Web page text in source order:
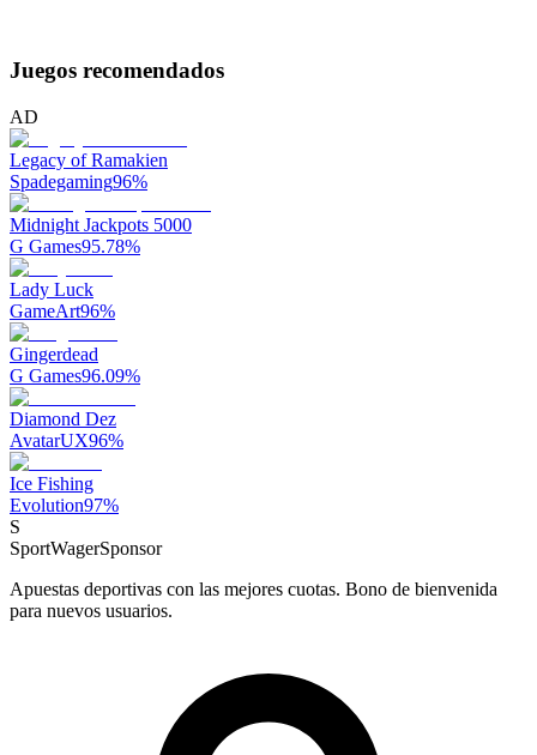
Juegos recomendados
AD
Legacy of Ramakien
Spadegaming96%
Midnight Jackpots 5000
G Games95.78%
Lady Luck
GameArt96%
Gingerdead
G Games96.09%
Diamond Dez
AvatarUX96%
Ice Fishing
Evolution97%
S
SportWagerSponsor
Apuestas deportivas con las mejores cuotas. Bono de bienvenida
para nuevos usuarios.